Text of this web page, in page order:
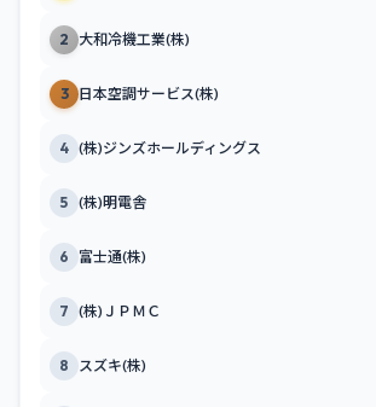
2 大和冷機工業(株)
3 日本空調サービス(株)
4 (株)ジンズホールディングス
5 (株)明電舎
6 富士通(株)
7 (株)ＪＰＭＣ
8 スズキ(株)